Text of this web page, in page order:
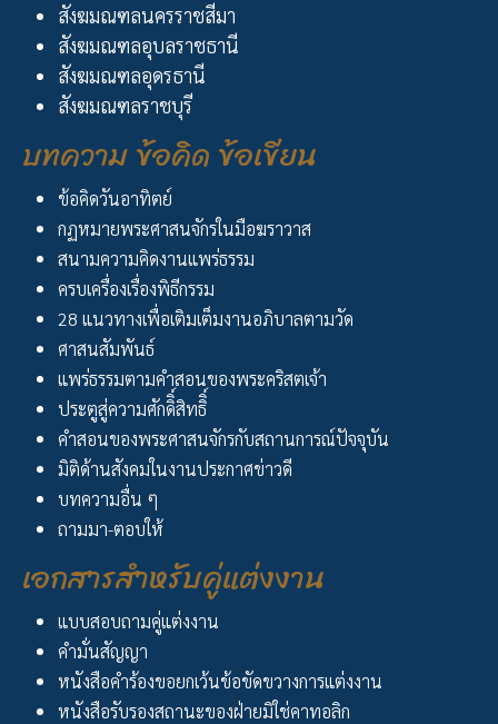
สังฆมณฑลนครราชสีมา
สังฆมณฑลอุบลราชธานี
สังฆมณฑลอุดรธานี
สังฆมณฑลราชบุรี
บทความ ข้อคิด ข้อเขียน
ข้อคิดวันอาทิตย์
กฏหมายพระศาสนจักรในมือฆราวาส
สนามความคิดงานแพร่ธรรม
ครบเครื่องเรื่องพิธีกรรม
28 แนวทางเพื่อเติมเต็มงานอภิบาลตามวัด
ศาสนสัมพันธ์
แพร่ธรรมตามคำสอนของพระคริสตเจ้า
ประตูสู่ความศักดิิ์สิทธิิ์
คำสอนของพระศาสนจักรกับสถานการณ์ปัจจุบัน
มิติด้านสังคมในงานประกาศข่าวดี
บทความอื่น ๆ
ถามมา-ตอบให้
เอกสารสำหรับคู่แต่งงาน
แบบสอบถามคู่แต่งงาน
คำมั่นสัญญา
หนังสือคำร้องขอยกเว้นข้อขัดขวางการแต่งงาน
หนังสือรับรองสถานะของฝ่ายมิใช่คาทอลิก